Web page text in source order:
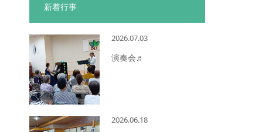
新着行事
2026.07.03
演奏会♬
2026.06.18